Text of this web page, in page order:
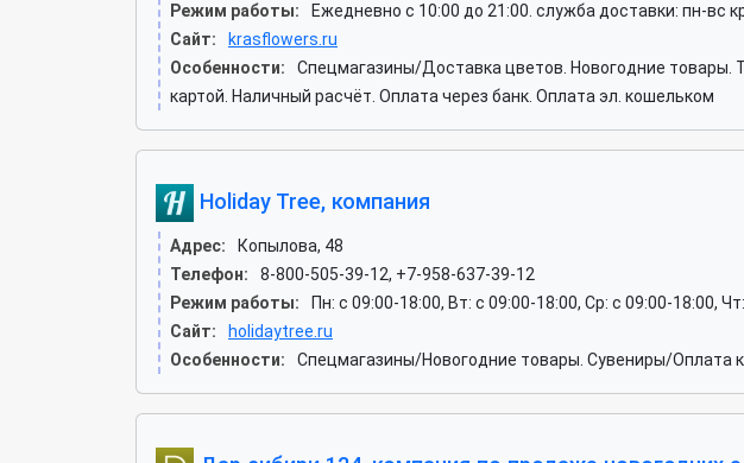
Режим работы:
Ежедневно с 10:00 до 21:00. служба доставки: пн-вс
Сайт:
krasflowers.ru
Особенности:
Спецмагазины/Доставка цветов. Новогодние товары.
картой. Наличный расчёт. Оплата через банк. Оплата эл. кошельком
Holiday Tree, компания
Адрес:
Копылова, 48
Телефон:
8-800-505-39-12, +7-958-637-39-12
Режим работы:
Пн: c 09:00-18:00, Вт: c 09:00-18:00, Ср: c 09:00-18:00,
Сайт:
holidaytree.ru
Особенности:
Спецмагазины/Новогодние товары. Сувениры/Оплата